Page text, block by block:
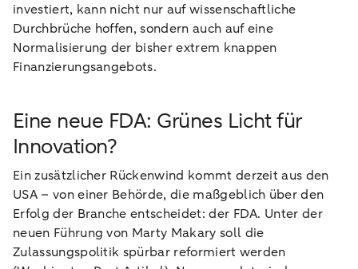
investiert, kann nicht nur auf wissenschaftliche
Durchbrüche hoffen, sondern auch auf eine
Normalisierung der bisher extrem knappen
Finanzierungsangebots.
Eine neue FDA: Grünes Licht für
Innovation?
Ein zusätzlicher Rückenwind kommt derzeit aus den
USA – von einer Behörde, die maßgeblich über den
Erfolg der Branche entscheidet: der FDA. Unter der
neuen Führung von Marty Makary soll die
Zulassungspolitik spürbar reformiert werden